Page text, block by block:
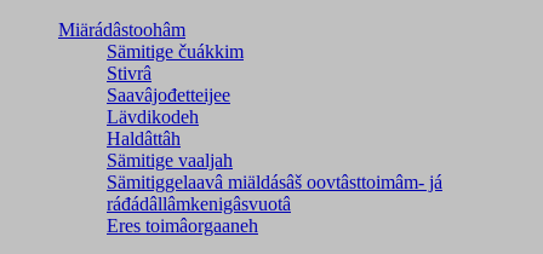
Miärádâstoohâm
Sämitige čuákkim
Stivrâ
Saavâjođetteijee
Lävdikodeh
Haldâttâh
Sämitige vaaljah
Sämitiggelaavâ miäldásâš oovtâsttoimâm- já
ráđádâllâmkenigâsvuotâ
Eres toimâorgaaneh